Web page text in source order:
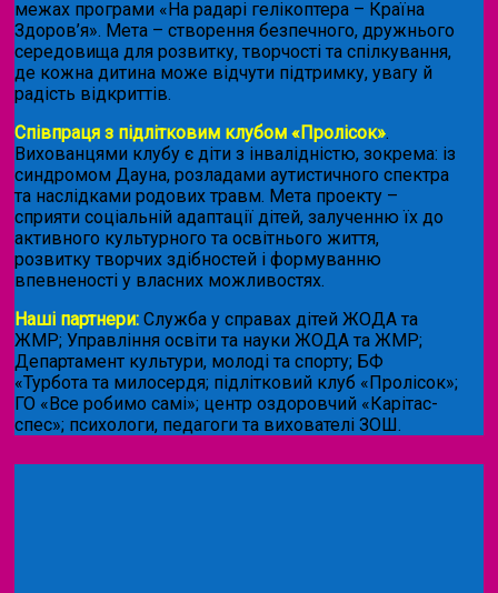
межах програми «На радарі гелікоптера – Країна
Здоров’я». Мета – створення безпечного, дружнього
середовища для розвитку, творчості та спілкування,
де кожна дитина може відчути підтримку, увагу й
радість відкриттів.
Співпраця з підлітковим клубом «Пролісок».
Вихованцями клубу є діти з інвалідністю, зокрема: із
синдромом Дауна, розладами аутистичного спектра
та наслідками родових травм. Мета проекту –
сприяти соціальній адаптації дітей, залученню їх до
активного культурного та освітнього життя,
розвитку творчих здібностей і формуванню
впевненості у власних можливостях.
Наші партнери: Служба у справах дітей ЖОДА та
ЖМР; Управління освіти та науки ЖОДА та ЖМР;
Департамент культури, молоді та спорту; БФ
«Турбота та милосердя; підлітковий клуб «Пролісок»;
ГО «Все робимо самі»; центр оздоровчий «Карітас-
спес»; психологи, педагоги та вихователі ЗОШ.